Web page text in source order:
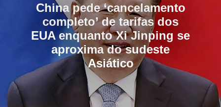
China pede ‘cancelamento
completo’ de tarifas dos
EUA enquanto Xi Jinping se
aproxima do sudeste
Asiático